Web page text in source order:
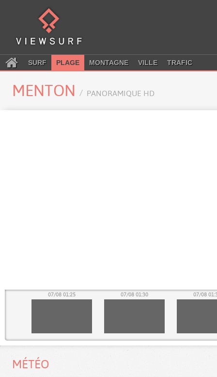
SURF PLAGE MONTAGNE VILLE TRAFIC
MENTON PANORAMIQUE HD
07/08 01:25 07/08 01:30 07/08
MÉTÉO